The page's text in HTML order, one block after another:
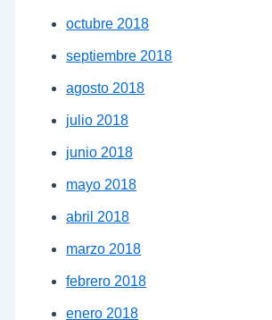
octubre 2018
septiembre 2018
agosto 2018
julio 2018
junio 2018
mayo 2018
abril 2018
marzo 2018
febrero 2018
enero 2018